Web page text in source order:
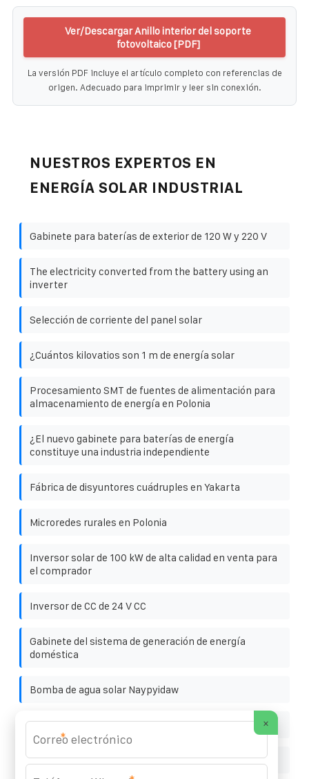
Ver/Descargar Anillo interior del soporte
fotovoltaico [PDF]
La versión PDF incluye el artículo completo con referencias de
origen. Adecuado para imprimir y leer sin conexión.
NUESTROS EXPERTOS EN
ENERGÍA SOLAR INDUSTRIAL
Gabinete para baterías de exterior de 120 W y 220 V
The electricity converted from the battery using an
inverter
Selección de corriente del panel solar
¿Cuántos kilovatios son 1 m de energía solar
Procesamiento SMT de fuentes de alimentación para
almacenamiento de energía en Polonia
¿El nuevo gabinete para baterías de energía
constituye una industria independiente
Fábrica de disyuntores cuádruples en Yakarta
Microredes rurales en Polonia
Inversor solar de 100 kW de alta calidad en venta para
el comprador
Inversor de CC de 24 V CC
Gabinete del sistema de generación de energía
doméstica
Bomba de agua solar Naypyidaw
Estación de energía portátil de 2400 W en Manila
Una distribución fotovoltaica de 600 kW
×
*